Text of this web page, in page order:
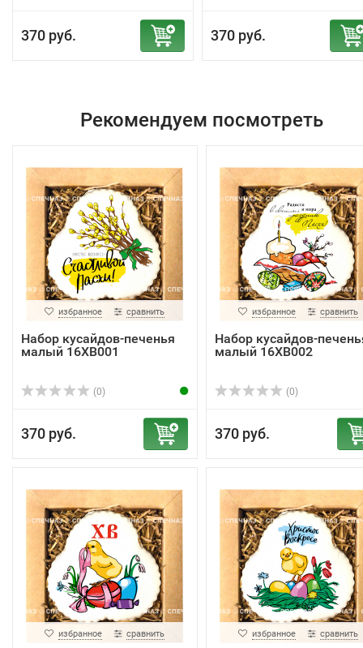
370 руб. 370 руб.
Рекомендуем посмотреть
избранное сравнить
Набор кусайдов-печенья
малый 16ХВ001
(0)
370 руб.
избранное сравнить
Набор кусайдов-
малый 16ХВ002
(0)
370 руб.
избранное сравнить избранное сравнить